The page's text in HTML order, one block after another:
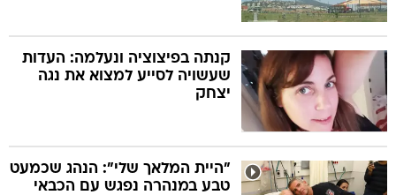
קנתה בפיצוציה ונעלמה: העדות
שעשויה לסייע למצוא את נגה
יצחק
"היית המלאך שלי": הנהג שכמעט
טבע במנהרה נפגש עם הכבאי